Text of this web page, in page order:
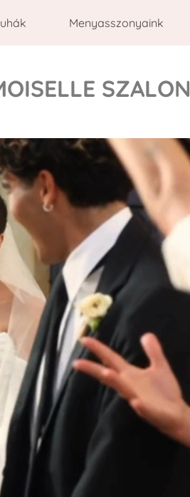
Menyasszonyaink
SZALON